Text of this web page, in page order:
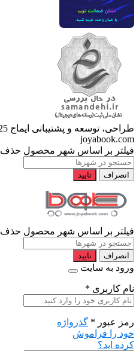
طراحی، توسعه و پشتیبانی ایماج
joyabook.com
فیلتر بر اساس شهر محصول حذف
انصراف تایید
فیلتر بر اساس شهر محصول حذف
انصراف تایید
ورود به سایت
نام کاربری *
رمز عبور * گذرواژه
خود را فراموش
کرده اید؟